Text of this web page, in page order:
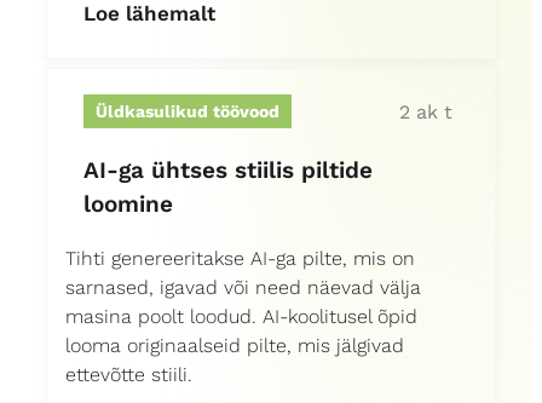
Loe lähemalt
Üldkasulikud töövood 2 ak t
AI-ga ühtses stiilis piltide
loomine
Tihti genereeritakse AI-ga pilte, mis on
sarnased, igavad või need näevad välja
masina poolt loodud. AI-koolitusel õpid
looma originaalseid pilte, mis jälgivad
ettevõtte stiili.